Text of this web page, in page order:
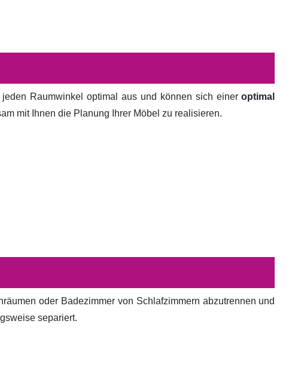
Raumwinkel optimal aus und können sich eineroptimal
mit Ihnen die Planung Ihrer Möbel zu realisieren.
oder Badezimmer von Schlafzimmern abzutrennen und
separiert.